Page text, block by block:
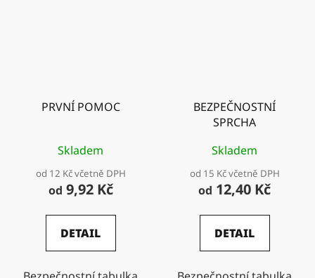
PRVNÍ POMOC
Skladem
od 12 Kč včetně DPH
od 9,92 Kč
DETAIL
BEZPEČNOSTNÍ
SPRCHA
Skladem
od 15 Kč včetně DPH
od 12,40 Kč
DETAIL